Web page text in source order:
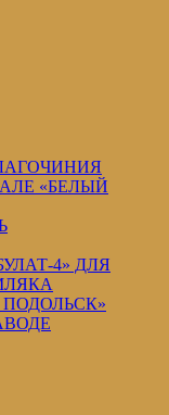
«БЕЛЫЙ
4» ДЛЯ